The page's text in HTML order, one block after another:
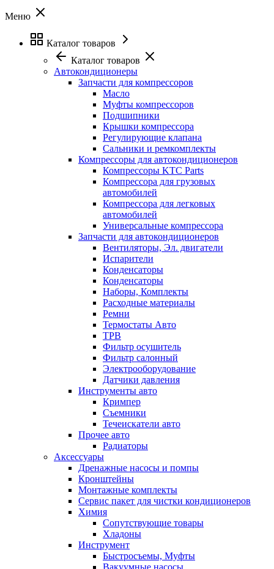
Меню
Каталог товаров
Каталог товаров
Автокондиционеры
Запчасти для компрессоров
Масло
Муфты компрессоров
Подшипники
Крышки компрессора
Регулирующие клапана
Сальники и ремкомплекты
Компрессоры для автокондиционеров
Компрессоры KTC Parts
Компрессора для грузовых
автомобилей
Компрессора для легковых
автомобилей
Универсальные компрессора
Запчасти для автокондиционеров
Вентиляторы, Эл. двигатели
Испарители
Конденсаторы
Конденсаторы
Наборы, Комплекты
Расходные материалы
Ремни
Термостаты Авто
ТРВ
Фильтр осушитель
Фильтр салонный
Электрооборудование
Датчики давления
Инструменты авто
Кримпер
Съемники
Течеискатели авто
Прочее авто
Радиаторы
Аксессуары
Дренажные насосы и помпы
Кронштейны
Монтажные комплекты
Сервис пакет для чистки кондиционеров
Химия
Сопутствующие товары
Хладоны
Инструмент
Быстросъемы, Муфты
Вакуумные насосы